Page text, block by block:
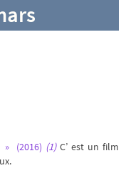
» (2016) (1) C’ est un film